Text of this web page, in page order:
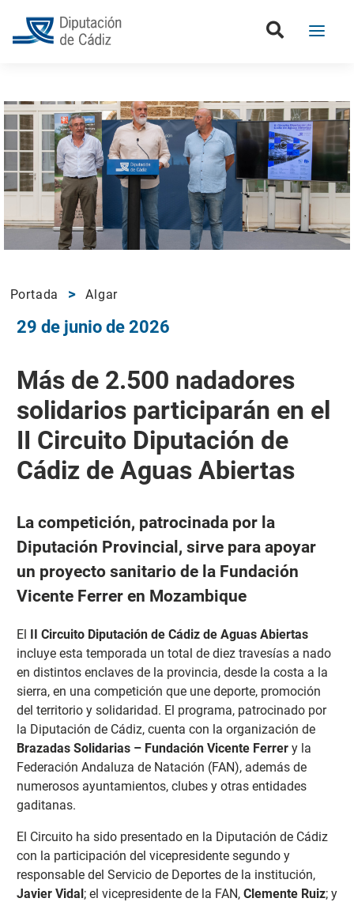
Portada Algar
29 de junio de 2026
Más de 2.500 nadadores
solidarios participarán en el
II Circuito Diputación de
Cádiz de Aguas Abiertas
La competición, patrocinada por la
Diputación Provincial, sirve para apoyar
un proyecto sanitario de la Fundación
Vicente Ferrer en Mozambique
El II Circuito Diputación de Cádiz de Aguas Abiertas
incluye esta temporada un total de diez travesías a nado
en distintos enclaves de la provincia, desde la costa a la
sierra, en una competición que une deporte, promoción
del territorio y solidaridad. El programa, patrocinado por
la Diputación de Cádiz, cuenta con la organización de
Brazadas Solidarias – Fundación Vicente Ferrery la
Federación Andaluza de Natación (FAN), además de
numerosos ayuntamientos, clubes y otras entidades
gaditanas.
El Circuito ha sido presentado en la Diputación de Cádiz
con la participación del vicepresidente segundo y
responsable del Servicio de Deportes de la institución,
Javier Vidal; el vicepresidente de la FAN, Clemente Ruiz; y